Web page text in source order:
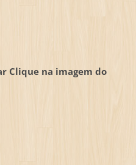
Clique na imagem do